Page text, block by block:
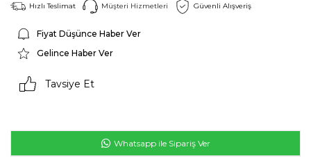
Hızlı Teslimat Müşteri Hizmetleri Güvenli Alışveriş
Fiyat Düşünce Haber Ver
Gelince Haber Ver
Tavsiye Et
Whatsapp ile Sipariş Ver